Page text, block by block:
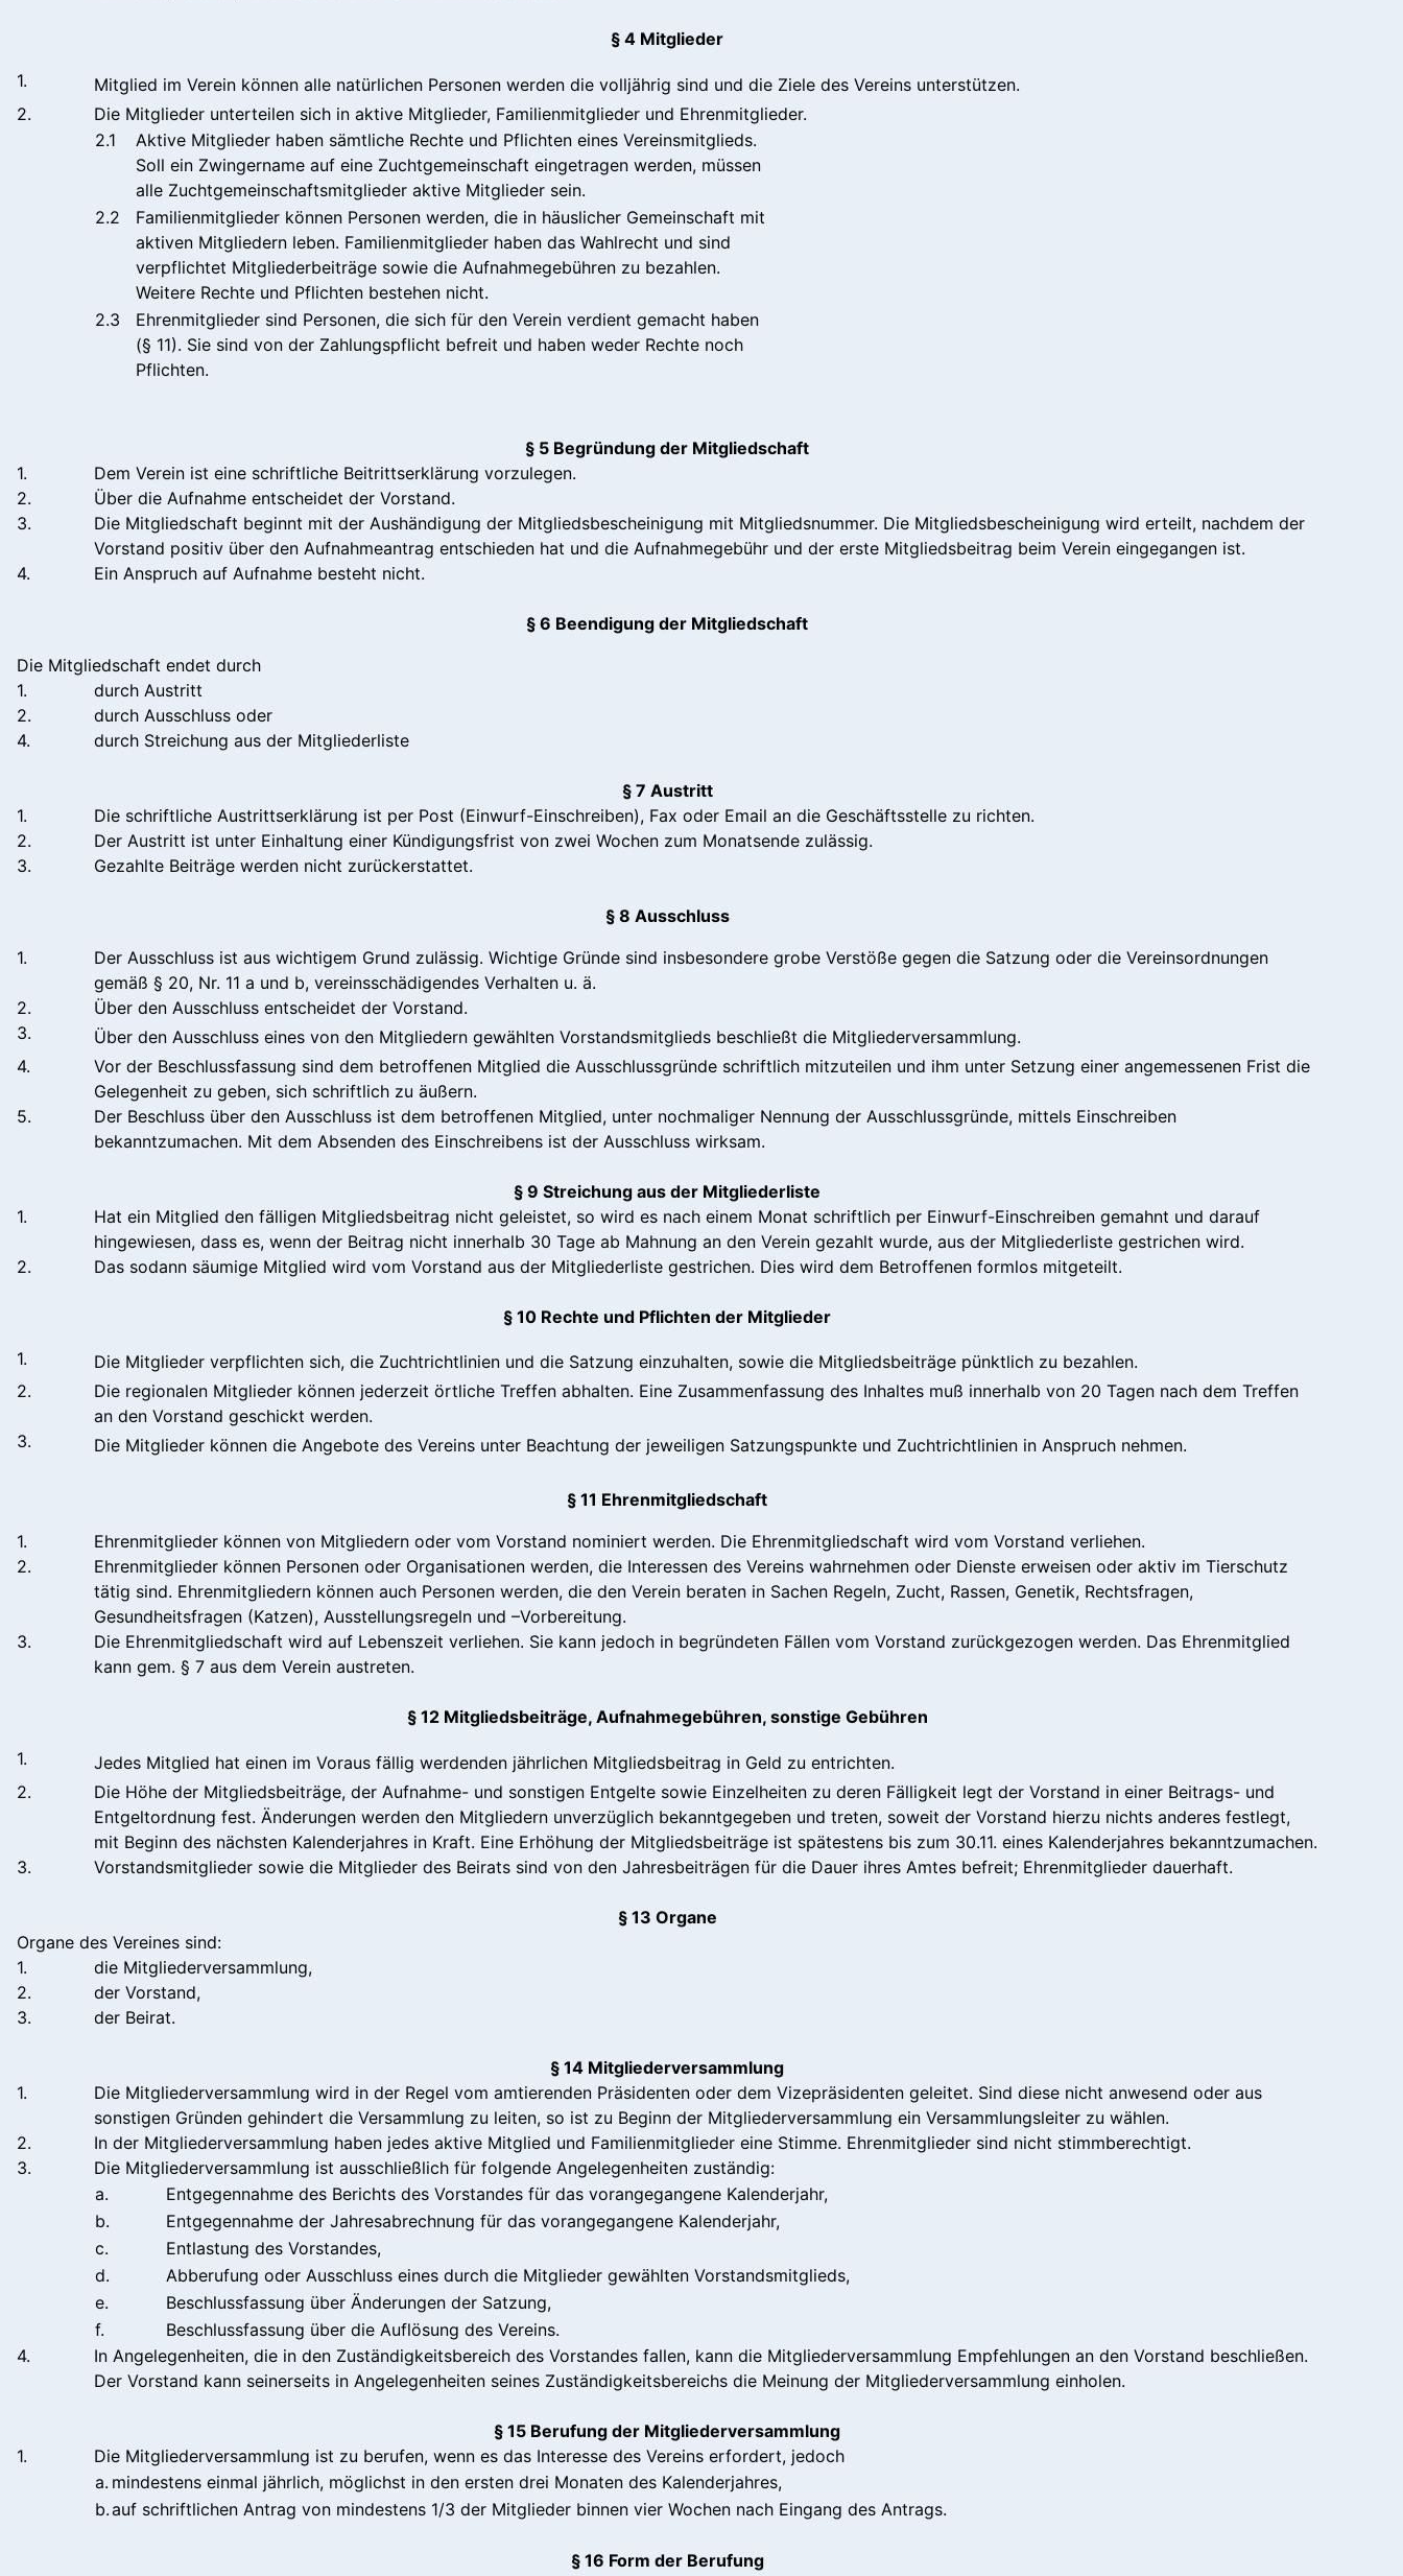
§ 4 Mitglieder
1.
Mitglied im Verein können alle natürlichen Personen werden die volljährig sind und die Ziele des Vereins unterstützen.
2.
Die Mitglieder unterteilen sich in aktive Mitglieder, Familienmitglieder und Ehrenmitglieder.
2.1
Aktive Mitglieder haben sämtliche Rechte und Pflichten eines Vereinsmitglieds.
Soll ein Zwingername auf eine Zuchtgemeinschaft eingetragen werden, müssen
alle Zuchtgemeinschaftsmitglieder aktive Mitglieder sein.
2.2
Familienmitglieder können Personen werden, die in häuslicher Gemeinschaft mit
aktiven Mitgliedern leben. Familienmitglieder haben das Wahlrecht und sind
verpflichtet Mitgliederbeiträge sowie die Aufnahmegebühren zu bezahlen.
Weitere Rechte und Pflichten bestehen nicht.
2.3
Ehrenmitglieder sind Personen, die sich für den Verein verdient gemacht haben
(§ 11). Sie sind von der Zahlungspflicht befreit und haben weder Rechte noch
Pflichten.
§ 5 Begründung der Mitgliedschaft
1.
Dem Verein ist eine schriftliche Beitrittserklärung vorzulegen.
2.
Über die Aufnahme entscheidet der Vorstand.
3.
Die Mitgliedschaft beginnt mit der Aushändigung der Mitgliedsbescheinigung mit Mitgliedsnummer. Die Mitgliedsbescheinigung wird erteilt, nachdem der
Vorstand positiv über den Aufnahmeantrag entschieden hat und die Aufnahmegebühr und der erste Mitgliedsbeitrag beim Verein eingegangen ist.
4.
Ein Anspruch auf Aufnahme besteht nicht.
§ 6 Beendigung der Mitgliedschaft
Die Mitgliedschaft endet durch
1.
durch Austritt
2.
durch Ausschluss oder
4.
durch Streichung aus der Mitgliederliste
§ 7 Austritt
1.
Die schriftliche Austrittserklärung ist per Post (Einwurf-Einschreiben), Fax oder Email an die Geschäftsstelle zu richten.
2.
Der Austritt ist unter Einhaltung einer Kündigungsfrist von zwei Wochen zum Monatsende zulässig.
3.
Gezahlte Beiträge werden nicht zurückerstattet.
§ 8 Ausschluss
1.
Der Ausschluss ist aus wichtigem Grund zulässig. Wichtige Gründe sind insbesondere grobe Verstöße gegen die Satzung oder die Vereinsordnungen
gemäß § 20, Nr. 11 a und b, vereinsschädigendes Verhalten u. ä.
2.
Über den Ausschluss entscheidet der Vorstand.
3.
Über den Ausschluss eines von den Mitgliedern gewählten Vorstandsmitglieds beschließt die Mitgliederversammlung.
4.
Vor der Beschlussfassung sind dem betroffenen Mitglied die Ausschlussgründe schriftlich mitzuteilen und ihm unter Setzung einer angemessenen Frist die
Gelegenheit zu geben, sich schriftlich zu äußern.
5.
Der Beschluss über den Ausschluss ist dem betroffenen Mitglied, unter nochmaliger Nennung der Ausschlussgründe, mittels Einschreiben
bekanntzumachen. Mit dem Absenden des Einschreibens ist der Ausschluss wirksam.
§ 9 Streichung aus der Mitgliederliste
1.
Hat ein Mitglied den fälligen Mitgliedsbeitrag nicht geleistet, so wird es nach einem Monat schriftlich per Einwurf-Einschreiben gemahnt und darauf
hingewiesen, dass es, wenn der Beitrag nicht innerhalb 30 Tage ab Mahnung an den Verein gezahlt wurde, aus der Mitgliederliste gestrichen wird.
2.
Das sodann säumige Mitglied wird vom Vorstand aus der Mitgliederliste gestrichen. Dies wird dem Betroffenen formlos mitgeteilt.
§ 10 Rechte und Pflichten der Mitglieder
1.
Die Mitglieder verpflichten sich, die Zuchtrichtlinien und die Satzung einzuhalten, sowie die Mitgliedsbeiträge pünktlich zu bezahlen.
2.
Die regionalen Mitglieder können jederzeit örtliche Treffen abhalten. Eine Zusammenfassung des Inhaltes muß innerhalb von 20 Tagen nach dem Treffen
an den Vorstand geschickt werden.
3.
Die Mitglieder können die Angebote des Vereins unter Beachtung der jeweiligen Satzungspunkte und Zuchtrichtlinien in Anspruch nehmen.
§ 11 Ehrenmitgliedschaft
1.
Ehrenmitglieder können von Mitgliedern oder vom Vorstand nominiert werden. Die Ehrenmitgliedschaft wird vom Vorstand verliehen.
2.
Ehrenmitglieder können Personen oder Organisationen werden, die Interessen des Vereins wahrnehmen oder Dienste erweisen oder aktiv im Tierschutz
tätig sind. Ehrenmitgliedern können auch Personen werden, die den Verein beraten in Sachen Regeln, Zucht, Rassen, Genetik, Rechtsfragen,
Gesundheitsfragen (Katzen), Ausstellungsregeln und –Vorbereitung.
3.
Die Ehrenmitgliedschaft wird auf Lebenszeit verliehen. Sie kann jedoch in begründeten Fällen vom Vorstand zurückgezogen werden. Das Ehrenmitglied
kann gem. § 7 aus dem Verein austreten.
§ 12 Mitgliedsbeiträge, Aufnahmegebühren, sonstige Gebühren
1.
Jedes Mitglied hat einen im Voraus fällig werdenden jährlichen Mitgliedsbeitrag in Geld zu entrichten.
2.
Die Höhe der Mitgliedsbeiträge, der Aufnahme- und sonstigen Entgelte sowie Einzelheiten zu deren Fälligkeit legt der Vorstand in einer Beitrags- und
Entgeltordnung fest. Änderungen werden den Mitgliedern unverzüglich bekanntgegeben und treten, soweit der Vorstand hierzu nichts anderes festlegt,
mit Beginn des nächsten Kalenderjahres in Kraft. Eine Erhöhung der Mitgliedsbeiträge ist spätestens bis zum 30.11. eines Kalenderjahres bekanntzumachen.
3.
Vorstandsmitglieder sowie die Mitglieder des Beirats sind von den Jahresbeiträgen für die Dauer ihres Amtes befreit; Ehrenmitglieder dauerhaft.
§ 13 Organe
Organe des Vereines sind:
1.
die Mitgliederversammlung,
2.
der Vorstand,
3.
der Beirat.
§ 14 Mitgliederversammlung
1.
Die Mitgliederversammlung wird in der Regel vom amtierenden Präsidenten oder dem Vizepräsidenten geleitet. Sind diese nicht anwesend oder aus
sonstigen Gründen gehindert die Versammlung zu leiten, so ist zu Beginn der Mitgliederversammlung ein Versammlungsleiter zu wählen.
2.
In der Mitgliederversammlung haben jedes aktive Mitglied und Familienmitglieder eine Stimme. Ehrenmitglieder sind nicht stimmberechtigt.
3.
Die Mitgliederversammlung ist ausschließlich für folgende Angelegenheiten zuständig:
a.
Entgegennahme des Berichts des Vorstandes für das vorangegangene Kalenderjahr,
b.
Entgegennahme der Jahresabrechnung für das vorangegangene Kalenderjahr,
c.
Entlastung des Vorstandes,
d.
Abberufung oder Ausschluss eines durch die Mitglieder gewählten Vorstandsmitglieds,
e.
Beschlussfassung über Änderungen der Satzung,
f.
Beschlussfassung über die Auflösung des Vereins.
4.
In Angelegenheiten, die in den Zuständigkeitsbereich des Vorstandes fallen, kann die Mitgliederversammlung Empfehlungen an den Vorstand beschließen.
Der Vorstand kann seinerseits in Angelegenheiten seines Zuständigkeitsbereichs die Meinung der Mitgliederversammlung einholen.
§ 15 Berufung der Mitgliederversammlung
1.
Die Mitgliederversammlung ist zu berufen, wenn es das Interesse des Vereins erfordert, jedoch
a. mindestens einmal jährlich, möglichst in den ersten drei Monaten des Kalenderjahres,
b.auf schriftlichen Antrag von mindestens 1/3 der Mitglieder binnen vier Wochen nach Eingang des Antrags.
§ 16 Form der Berufung